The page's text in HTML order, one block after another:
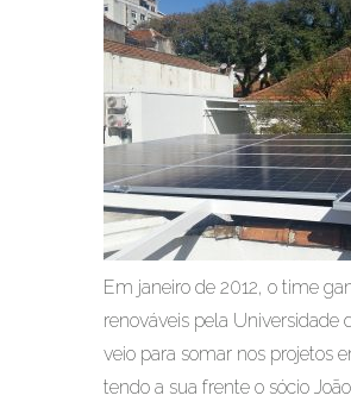
Em janeiro de 2012, o time
renováveis pela Universidade
veio para somar nos projetos
tendo a sua frente o sócio